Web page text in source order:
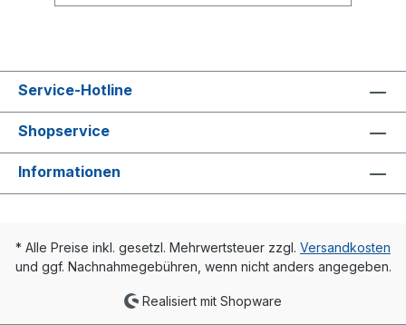
Service-Hotline
Shopservice
Informationen
* Alle Preise inkl. gesetzl. Mehrwertsteuer zzgl. Versandkosten
und ggf. Nachnahmegebühren, wenn nicht anders angegeben.
Realisiert mit Shopware